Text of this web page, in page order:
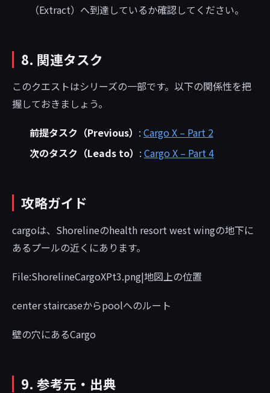
（Extract）へ到達しているか確認してください。
8. 関連タスク
このクエストはシリーズの一部です。以下の関係性を把
握しておきましょう。
前提タスク（Previous） : Cargo X – Part 2
次のタスク（Leads to） : Cargo X – Part 4
攻略ガイド
cargoは、Shorelineのhealth resort west wingの地下に
あるプールの近くにあります。
File:ShorelineCargoXPt3.png|地図上の位置
center staircaseからpoolへのルート
壁の穴にあるCargo
9. 参考元・出典